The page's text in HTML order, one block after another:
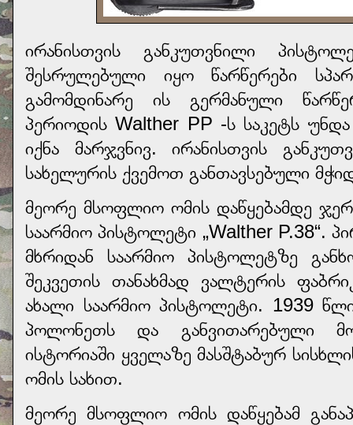
ირანისთვის განკუთვნილი
შესრულებული იყო წარწერები
გამომდინარე ის გერმანული
პერიოდის Walther PP -ს საკეტს
იქნა მარჯვნივ. ირანისთვის
სახელურის ქვემოთ განთავსებული
მეორე მსოფლიო ომის დაწყებამდე
საარმიო პისტოლეტი „Walther P.38“.
მხრიდან საარმიო პისტოლეტზე
შეკვეთის თანახმად ვალტერის
ახალი საარმიო პისტოლეტი. 1939
პოლონეთს და განვითარებული
ისტორიაში ყველაზე მასშტაბურ
ომის სახით.
მეორე მსოფლიო ომის დაწყებამ